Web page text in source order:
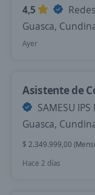
4,5
Guasca,
Ayer
Asistente de
SAMESU
Guasca,
$ 2.349.999,00
Hace 2 días